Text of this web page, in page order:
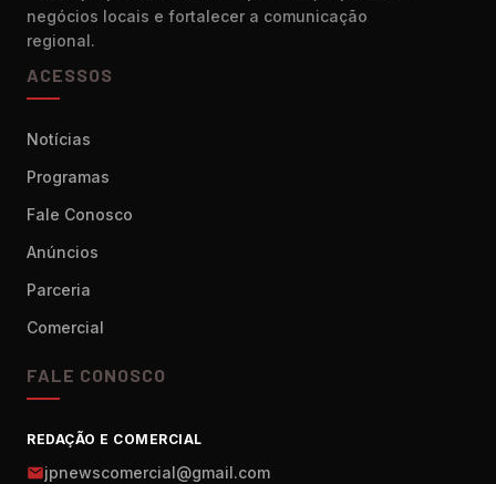
negócios locais e fortalecer a comunicação
regional.
ACESSOS
Notícias
Programas
Fale Conosco
Anúncios
Parceria
Comercial
FALE CONOSCO
REDAÇÃO E COMERCIAL
jpnewscomercial@gmail.com